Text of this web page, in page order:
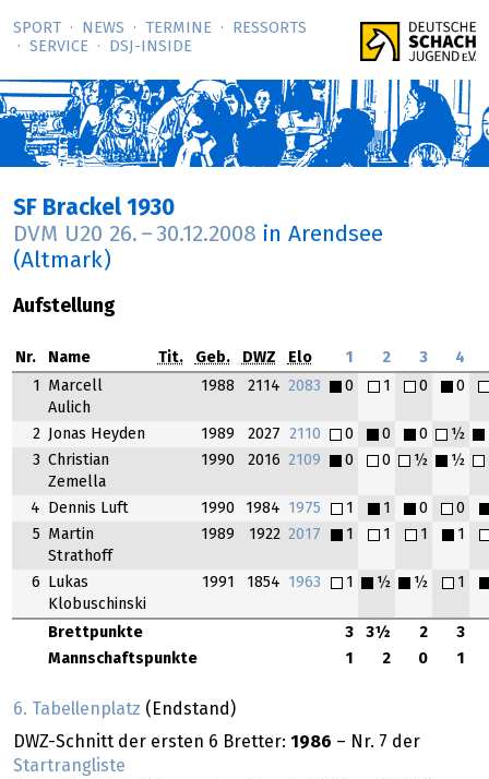
SPORT NEWS TERMINE
RESSORTS
SERVICE
DSJ-­INSIDE
SF Brackel 1930
DVM U20 26. – 30.12.2008 in Arendsee
(Altmark)
Aufstellung
Nr. Name Tit. Geb. DWZ Elo 1 2 3 4
Brettpunkte 3 3½ 2
3
Mannschaftspunkte
1 2 0 1
1
Marcell
Aulich
1988 2114 2083 0 1 0 0
2 Jonas Heyden 1989 2027 2110 0 0 0 ½
3 Christian
Zemella
1990 2016 2109 0 0 ½ ½
4 Dennis Luft 1990 1984 1975 1 1 0
0
5
Martin
Strathoff
1989 1922 2017 1 1 1 1
6
Lukas
Klobuschinski
1991 1854 1963 1 ½ ½ 1
6. Tabellenplatz (Endstand)
DWZ-Schnitt der ersten 6 Bretter: 1986 – Nr. 7 der
Startrangliste